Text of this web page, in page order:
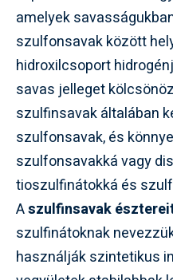
amelyek
szulfonsavak között
hidroxilcsoport
savas jelleget
szulfinsavak általában
szulfonsavak, és
szulfonsavakká vagy
tioszulfinátokká és
Aszulfinsavak
szulfinátoknak
használják szintetikus